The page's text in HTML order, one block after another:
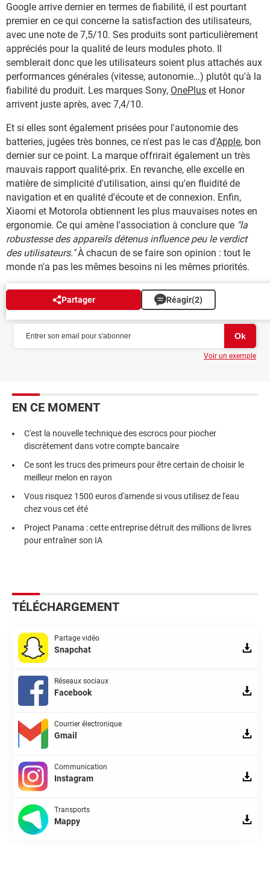
Google arrive dernier en termes de fiabilité, il est pourtant
premier en ce qui concerne la satisfaction des utilisateurs,
avec une note de 7,5/10. Ses produits sont particulièrement
appréciés pour la qualité de leurs modules photo. Il
semblerait donc que les utilisateurs soient plus attachés aux
performances générales (vitesse, autonomie…) plutôt qu'à la
fiabilité du produit. Les marques Sony, OnePlus et Honor
arrivent juste après, avec 7,4/10.
Et si elles sont également prisées pour l'autonomie des
batteries, jugées très bonnes, ce n'est pas le cas d'Apple, bon
dernier sur ce point. La marque offrirait également un très
mauvais rapport qualité-prix. En revanche, elle excelle en
matière de simplicité d'utilisation, ainsi qu'en fluidité de
navigation et en qualité d'écoute et de connexion. Enfin,
Xiaomi et Motorola obtiennent les plus mauvaises notes en
ergonomie. Ce qui amène l'association à conclure que "la
robustesse des appareils détenus influence peu le verdict
des utilisateurs."À chacun de se faire son opinion : tout le
monde n'a pas les mêmes besoins ni les mêmes priorités.
Partager Réagir(2)
NEWSLETTER
Voir un exemple
EN CE MOMENT
C'est la nouvelle technique des escrocs pour piocher
discrètement dans votre compte bancaire
Ce sont les trucs des primeurs pour être certain de choisir le
meilleur melon en rayon
Vous risquez 1500 euros d'amende si vous utilisez de l'eau
chez vous cet été
Project Panama : cette entreprise détruit des millions de livres
pour entraîner son IA
TÉLÉCHARGEMENT
Partage vidéo
Snapchat
Réseaux sociaux
Facebook
Courrier électronique
Gmail
Communication
Instagram
Transports
Mappy